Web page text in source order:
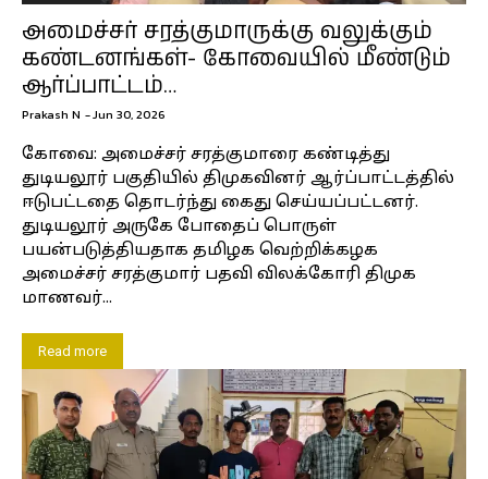
அமைச்சர் சரத்குமாருக்கு வலுக்கும்
கண்டனங்கள்- கோவையில் மீண்டும்
ஆர்ப்பாட்டம்…
Prakash N -Jun 30, 2026
கோவை: அமைச்சர் சரத்குமாரை கண்டித்து
துடியலூர் பகுதியில் திமுகவினர் ஆர்ப்பாட்டத்தில்
ஈடுபட்டதை தொடர்ந்து கைது செய்யப்பட்டனர்.
துடியலூர் அருகே போதைப் பொருள்
பயன்படுத்தியதாக தமிழக வெற்றிக்கழக
அமைச்சர் சரத்குமார் பதவி விலக்கோரி திமுக
மாணவர்...
Read more